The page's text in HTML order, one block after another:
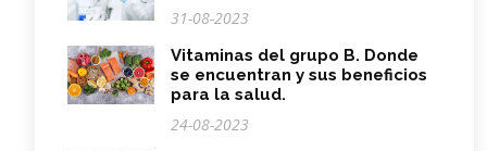
31-08-2023
Vitaminas del grupo B. Donde
se encuentran y sus beneficios
para la salud.
24-08-2023